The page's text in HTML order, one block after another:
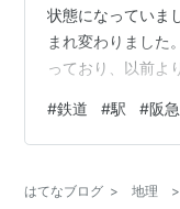
状態になっていま
まれ変わりました
っており、以前よ
ホーム構造 ← 新伊
ンプ） 接 続 ： な
（写真は２０２６
#鉄道 #駅 #阪急
はてなブログ > 地理 >